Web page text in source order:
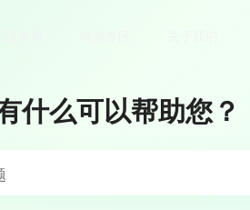
什么可以帮助您？